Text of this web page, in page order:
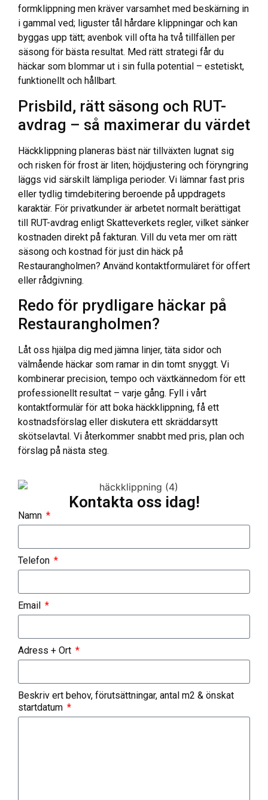
formklippning men kräver varsamhet med beskärning in
i gammal ved; liguster tål hårdare klippningar och kan
byggas upp tätt; avenbok vill ofta ha två tillfällen per
säsong för bästa resultat. Med rätt strategi får du
häckar som blommar ut i sin fulla potential – estetiskt,
funktionellt och hållbart.
Prisbild, rätt säsong och RUT-
avdrag – så maximerar du värdet
Häckklippning planeras bäst när tillväxten lugnat sig
och risken för frost är liten; höjdjustering och föryngring
läggs vid särskilt lämpliga perioder. Vi lämnar fast pris
eller tydlig timdebitering beroende på uppdragets
karaktär. För privatkunder är arbetet normalt berättigat
till RUT-avdrag enligt Skatteverkets regler, vilket sänker
kostnaden direkt på fakturan. Vill du veta mer om rätt
säsong och kostnad för just din häck på
Restaurangholmen? Använd kontaktformuläret för offert
eller rådgivning.
Redo för prydligare häckar på
Restaurangholmen?
Låt oss hjälpa dig med jämna linjer, täta sidor och
välmående häckar som ramar in din tomt snyggt. Vi
kombinerar precision, tempo och växtkännedom för ett
professionellt resultat – varje gång. Fyll i vårt
kontaktformulär för att boka häckklippning, få ett
kostnadsförslag eller diskutera ett skräddarsytt
skötselavtal. Vi återkommer snabbt med pris, plan och
förslag på nästa steg.
Kontakta oss idag!
Namn
Telefon
Email
Adress + Ort
Beskriv ert behov, förutsättningar, antal m2 & önskat
startdatum